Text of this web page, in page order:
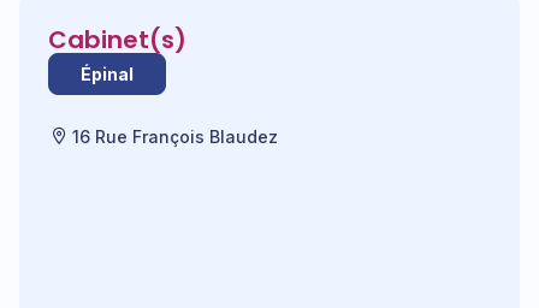
Cabinet(s)
Épinal
16 Rue François Blaudez